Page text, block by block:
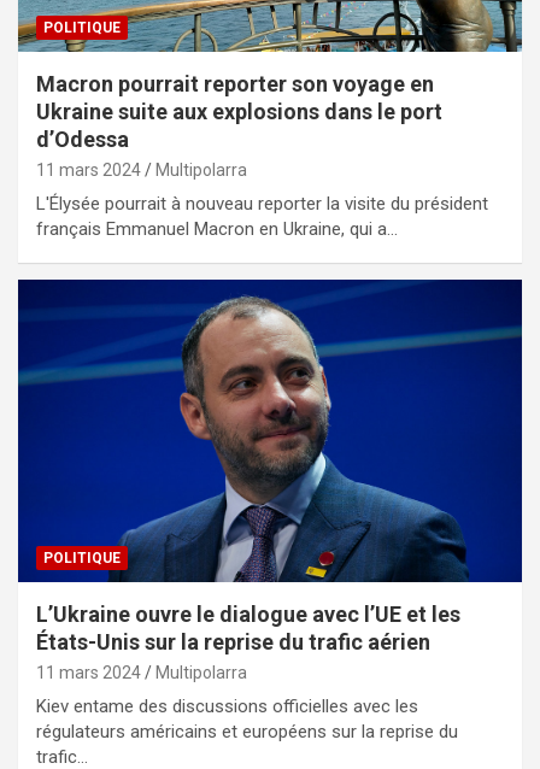
POLITIQUE
Macron pourrait reporter son voyage en
Ukraine suite aux explosions dans le port
d’Odessa
11 mars 2024 Multipolarra
L'Élysée pourrait à nouveau reporter la visite du président
français Emmanuel Macron en Ukraine, qui a…
POLITIQUE
L’Ukraine ouvre le dialogue avec l’UE et les
États-Unis sur la reprise du trafic aérien
11 mars 2024 Multipolarra
Kiev entame des discussions officielles avec les
régulateurs américains et européens sur la reprise du
trafic…